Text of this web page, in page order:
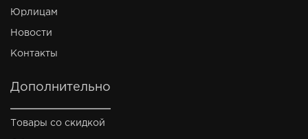
Юрлицам
Новости
Контакты
Дополнительно
Товары со скидкой